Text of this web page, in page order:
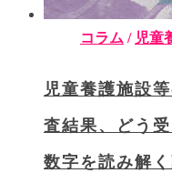
コラム / 児童
児童養護施設
査結果、どう
数字を読み解く